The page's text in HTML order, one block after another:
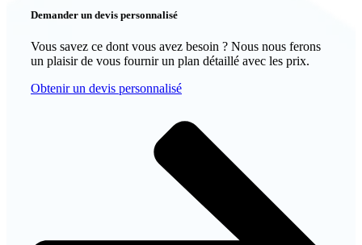
Demander un devis personnalisé
Vous savez ce dont vous avez besoin ? Nous nous ferons
un plaisir de vous fournir un plan détaillé avec les prix.
Obtenir un devis personnalisé